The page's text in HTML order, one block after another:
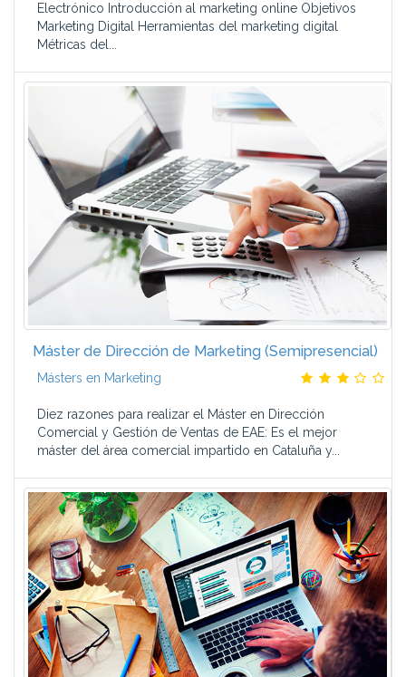
Electrónico Introducción al marketing online Objetivos
Marketing Digital Herramientas del marketing digital
Métricas del...
Máster de Dirección de Marketing (Semipresencial)
Másters en Marketing
Diez razones para realizar el Máster en Dirección
Comercial y Gestión de Ventas de EAE: Es el mejor
máster del área comercial impartido en Cataluña y...